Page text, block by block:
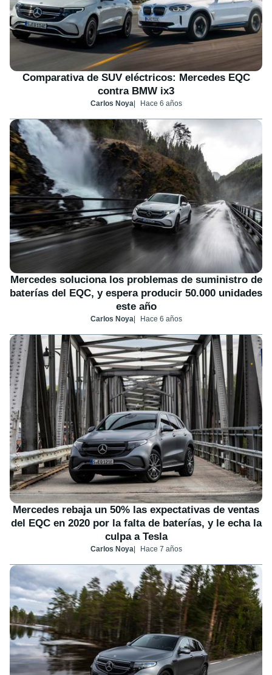
Comparativa de SUV eléctricos: Mercedes EQC
contra BMW ix3
Carlos Noya Hace 6 años
Mercedes soluciona los problemas de suministro de
baterías del EQC, y espera producir 50.000 unidades
este año
Carlos Noya Hace 6 años
Mercedes rebaja un 50% las expectativas de ventas
del EQC en 2020 por la falta de baterías, y le echa la
culpa a Tesla
Carlos Noya Hace 7 años